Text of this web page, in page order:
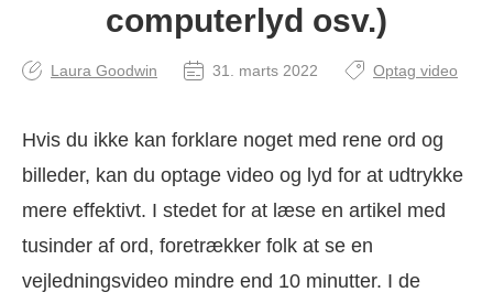
computerlyd osv.)
Laura Goodwin 31. marts 2022 Optag video
Hvis du ikke kan forklare noget med rene ord og
billeder, kan du optage video og lyd for at udtrykke
mere effektivt. I stedet for at læse en artikel med
tusinder af ord, foretrækker folk at se en
vejledningsvideo mindre end 10 minutter. I de